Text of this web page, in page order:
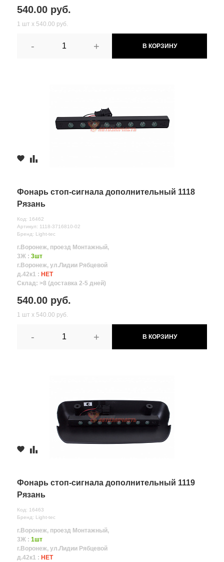
540.00 руб.
1 шт х 540.00 руб.
- + В КОРЗИНУ
Фонарь стоп-сигнала дополнительный 1118
Рязань
Код: 16462
Артикул: 1118-3716810-02
Бренд: Light-tec
г.Воронеж, проезд Монтажный,
3Ж : 3шт
г.Воронеж, ул.Лидии Рябцевой
д.42к1 : НЕТ
Склад: >8 (доставка 2-5 дней)
540.00 руб.
1 шт х 540.00 руб.
- + В КОРЗИНУ
Фонарь стоп-сигнала дополнительный 1119
Рязань
Код: 16463
Бренд: Light-tec
г.Воронеж, проезд Монтажный,
3Ж : 1шт
г.Воронеж, ул.Лидии Рябцевой
д.42к1 : НЕТ